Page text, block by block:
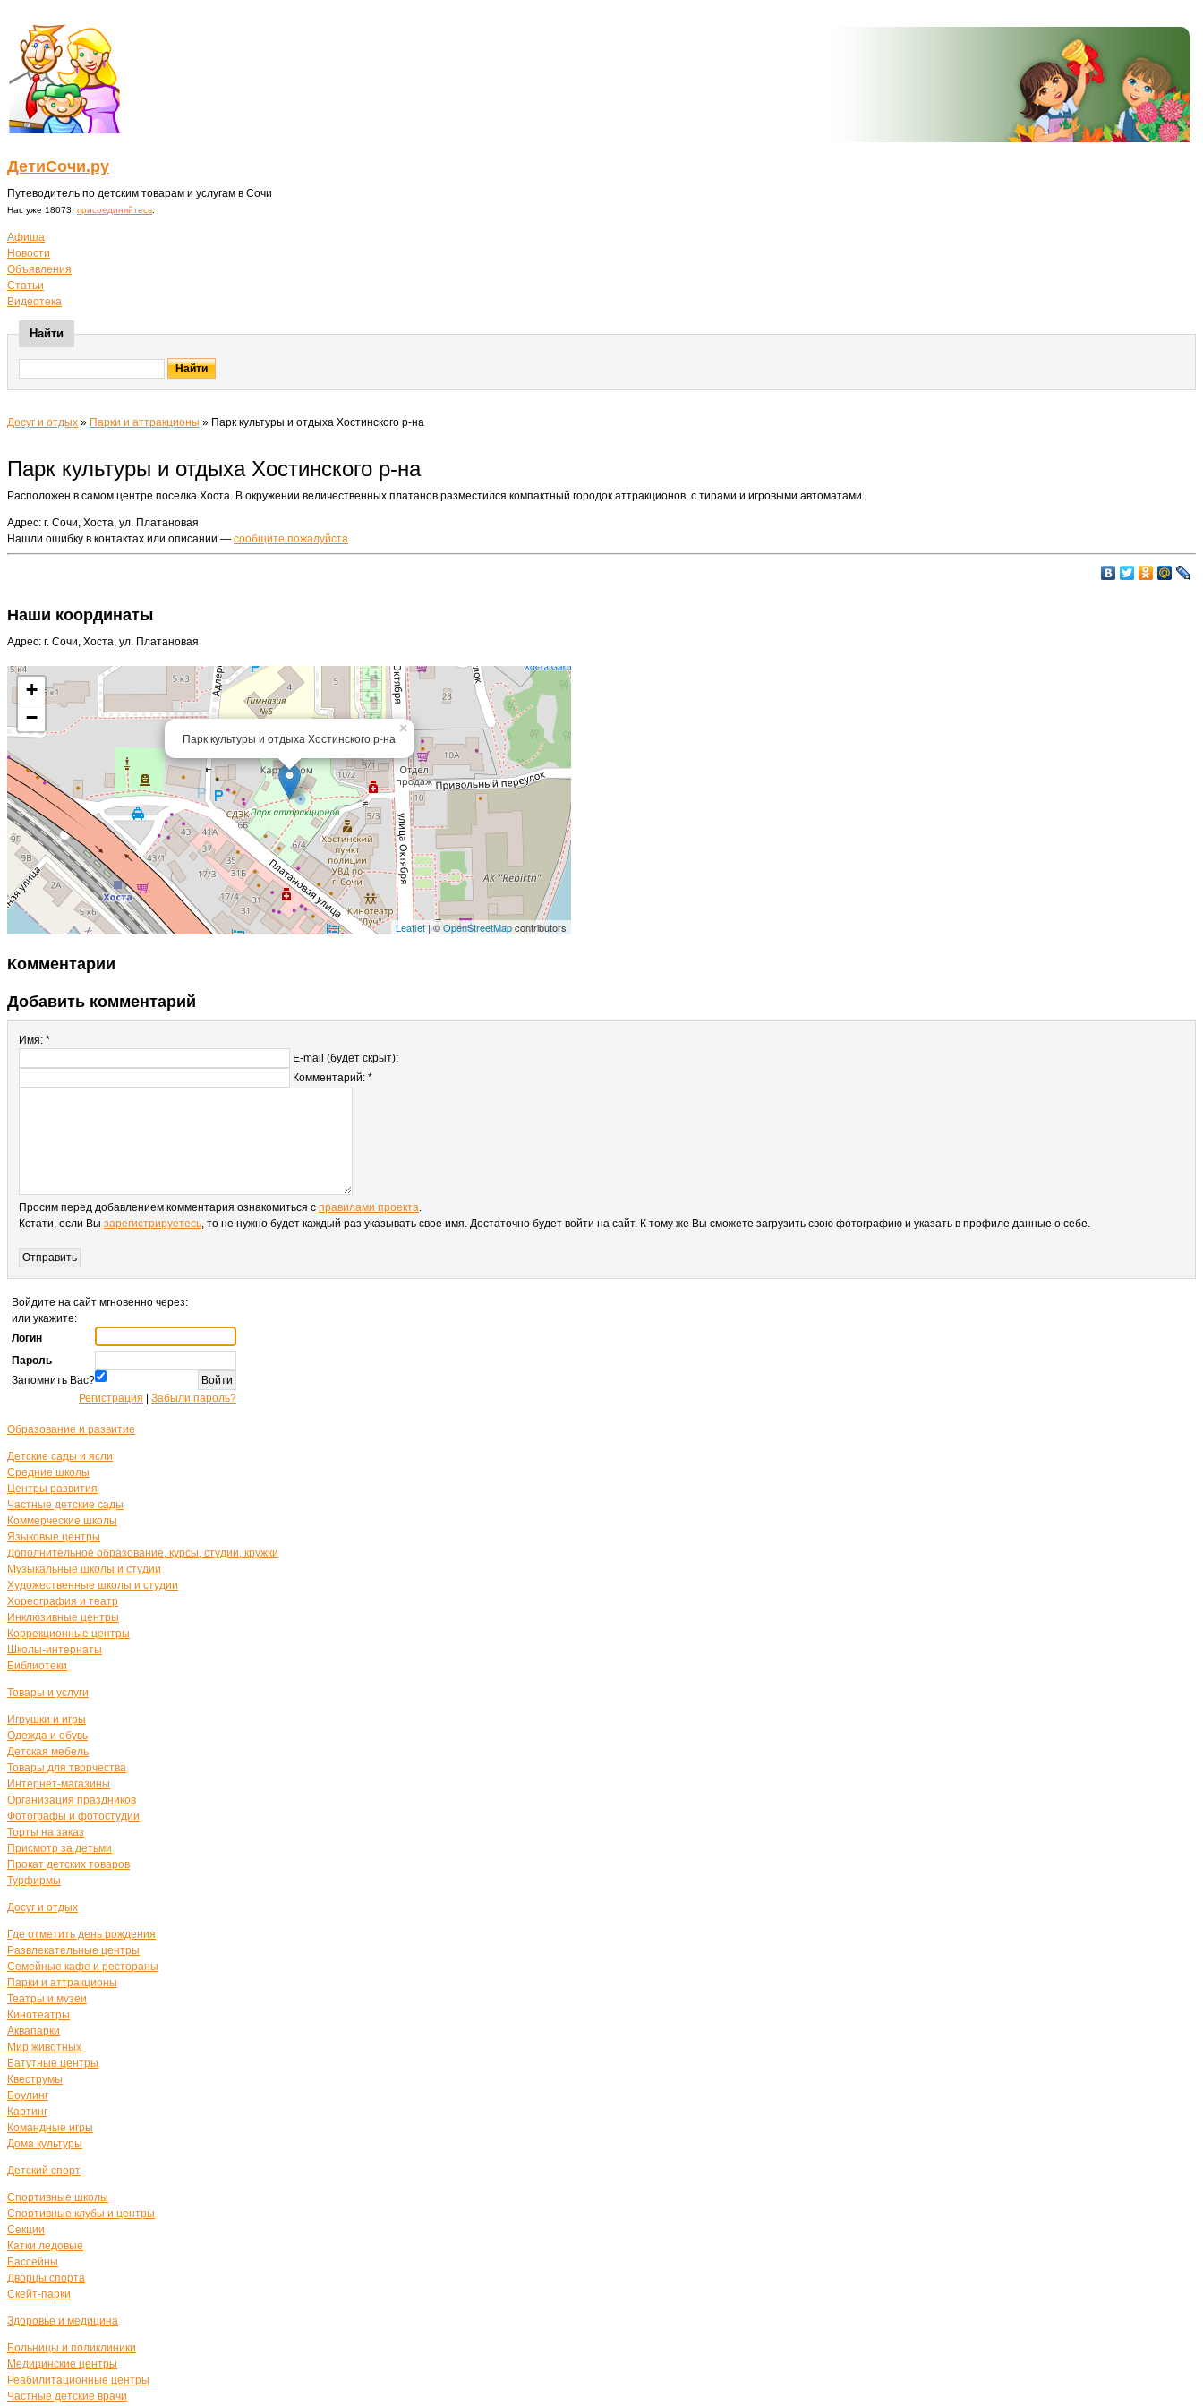
ДетиСочи.ру
Путеводитель по детским товарам и услугам в Сочи
Нас уже 18073, присоединяйтесь
Афиша
Новости
Объявления
Статьи
Видеотека
Найти
Досуг и отдых » Парки и аттракционы » Парк культуры и отдыха Хостинского р-на
Парк культуры и отдыха Хостинского р-на
Расположен в самом центре поселка Хоста. В окружении величественных платанов разместился компактный городок аттракционов, с тирами и игровыми автоматами.
Адрес: г. Сочи, Хоста, ул. Платановая
Нашли ошибку в контактах или описании — сообщите пожалуйста.
Наши координаты
Адрес: г. Сочи, Хоста, ул. Платановая
Парк культуры и отдыха Хостинского р-на
×
+
−
Leaflet| ©OpenStreetMapcontributors
Комментарии
Добавить комментарий
Имя: *
E-mail (будет скрыт):
Комментарий: *
Просим перед добавлением комментария ознакомиться с правилами проекта.
Кстати, если Вы зарегистрируетесь, то не нужно будет каждый раз указывать свое имя. Достаточно будет войти на сайт. К тому же Вы сможете загрузить свою фотографию и указать в профиле данные о себе.
Войдите на сайт мгновенно через:
или укажите:
Логин
Пароль
Запомнить Вас?
Регистрация
Забыли пароль?
Образование и развитие
Детские сады и ясли
Средние школы
Центры развития
Частные детские сады
Коммерческие школы
Языковые центры
Дополнительное образование, курсы, студии, кружки
Музыкальные школы и студии
Художественные школы и студии
Хореография и театр
Инклюзивные центры
Коррекционные центры
Школы-интернаты
Библиотеки
Товары и услуги
Игрушки и игры
Одежда и обувь
Детская мебель
Товары для творчества
Интернет-магазины
Организация праздников
Фотографы и фотостудии
Торты на заказ
Присмотр за детьми
Прокат детских товаров
Турфирмы
Досуг и отдых
Где отметить день рождения
Развлекательные центры
Семейные кафе и рестораны
Парки и аттракционы
Театры и музеи
Кинотеатры
Аквапарки
Мир животных
Батутные центры
Квеструмы
Боулинг
Картинг
Командные игры
Дома культуры
Детский спорт
Спортивные школы
Спортивные клубы и центры
Секции
Катки ледовые
Бассейны
Дворцы спорта
Скейт-парки
Здоровье и медицина
Больницы и поликлиники
Медицинские центры
Реабилитационные центры
Частные детские врачи